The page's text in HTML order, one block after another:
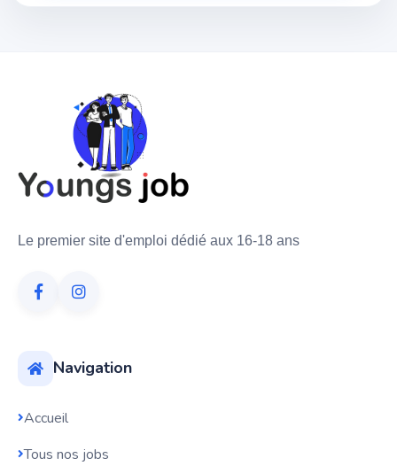
Le premier site d'emploi dédié aux 16-18 ans
Navigation
Accueil
Tous nos jobs